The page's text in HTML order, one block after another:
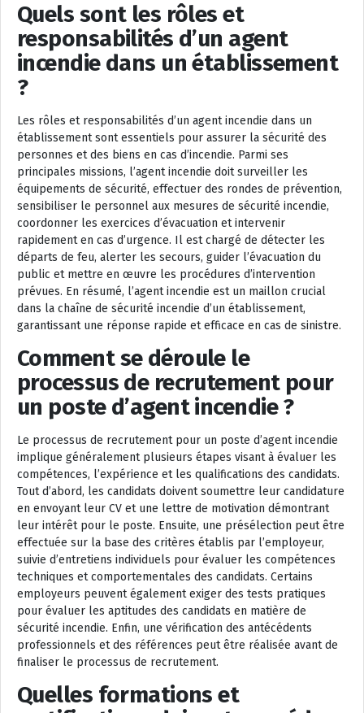
Quels sont les rôles et
responsabilités d’un agent
incendie dans un établissement
?
Les rôles et responsabilités d’un agent incendie dans un
établissement sont essentiels pour assurer la sécurité des
personnes et des biens en cas d’incendie. Parmi ses
principales missions, l’agent incendie doit surveiller les
équipements de sécurité, effectuer des rondes de prévention,
sensibiliser le personnel aux mesures de sécurité incendie,
coordonner les exercices d’évacuation et intervenir
rapidement en cas d’urgence. Il est chargé de détecter les
départs de feu, alerter les secours, guider l’évacuation du
public et mettre en œuvre les procédures d’intervention
prévues. En résumé, l’agent incendie est un maillon crucial
dans la chaîne de sécurité incendie d’un établissement,
garantissant une réponse rapide et efficace en cas de sinistre.
Comment se déroule le
processus de recrutement pour
un poste d’agent incendie ?
Le processus de recrutement pour un poste d’agent incendie
implique généralement plusieurs étapes visant à évaluer les
compétences, l’expérience et les qualifications des candidats.
Tout d’abord, les candidats doivent soumettre leur candidature
en envoyant leur CV et une lettre de motivation démontrant
leur intérêt pour le poste. Ensuite, une présélection peut être
effectuée sur la base des critères établis par l’employeur,
suivie d’entretiens individuels pour évaluer les compétences
techniques et comportementales des candidats. Certains
employeurs peuvent également exiger des tests pratiques
pour évaluer les aptitudes des candidats en matière de
sécurité incendie. Enfin, une vérification des antécédents
professionnels et des références peut être réalisée avant de
finaliser le processus de recrutement.
Quelles formations et